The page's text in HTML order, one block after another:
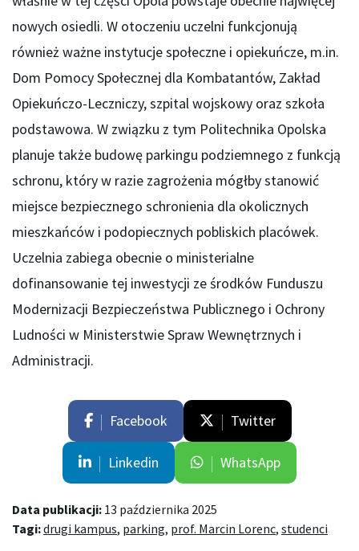
nowych osiedli. W otoczeniu uczelni funkcjonują
również ważne instytucje społeczne i opiekuńcze, m.in.
Dom Pomocy Społecznej dla Kombatantów, Zakład
Opiekuńczo-Leczniczy, szpital wojskowy oraz szkoła
podstawowa. W związku z tym Politechnika Opolska
planuje także budowę parkingu podziemnego z funkcją
schronu, który w razie zagrożenia mógłby stanowić
miejsce bezpiecznego schronienia dla okolicznych
mieszkańców i podopiecznych pobliskich placówek.
Uczelnia zabiega obecnie o ministerialne
dofinansowanie tej inwestycji ze środków Funduszu
Modernizacji Bezpieczeństwa Publicznego i Ochrony
Ludności w Ministerstwie Spraw Wewnętrznych i
Administracji.
Facebook Twitter
Linkedin WhatsApp
Data publikacji: 13 października 2025
Tagi:drugi kampus, parking, prof. Marcin Lorenc, studenci